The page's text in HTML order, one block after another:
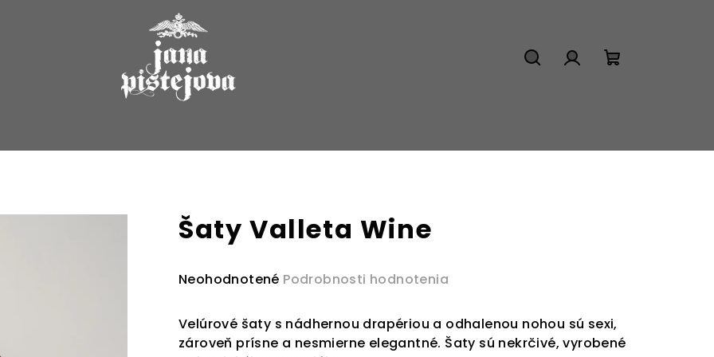
Šaty Valleta Wine
Priemerné
produktu
je
Neohodnotené Podrobnosti hodnotenia
Velúrové šaty s nádhernou drapériou a odhalenou nohou sú sexi,
zároveň prísne a nesmierne elegantné. Šaty sú nekrčivé, vyrobené